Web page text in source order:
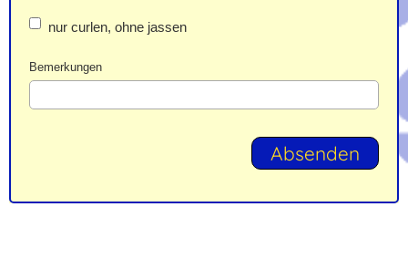
nur curlen, ohne jassen
Bemerkungen